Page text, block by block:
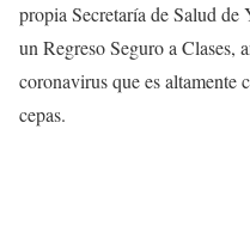
propia Secretaría de Salud
un Regreso Seguro a Clases,
coronavirus que es altamente
cepas.